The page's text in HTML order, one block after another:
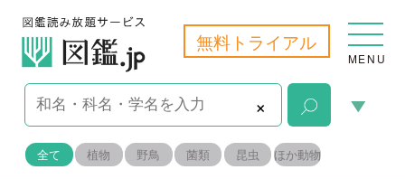
無料トライアル
MENU
×
全て 植物 野鳥 菌類 昆虫 ほか動物